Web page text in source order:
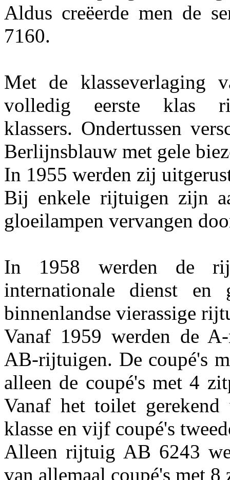
Aldus creëerde men de
7160.
Met de klasseverlaging
volledig eerste klas
klassers. Ondertussen
Berlijnsblauw met gele
In 1955 werden zij
Bij enkele rijtuigen zijn
gloeilampen vervangen
In 1958 werden de
internationale dienst
binnenlandse vierassige
Vanaf 1959 werden de
AB-rijtuigen. De coupé's
alleen de coupé's met 4
Vanaf het toilet
klasse en vijf coupé's
Alleen rijtuig AB 6243
van allemaal coupé's met 8